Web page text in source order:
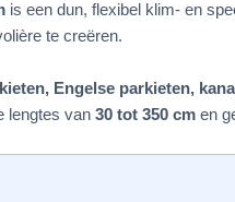
is een dun, flexibel klim- en
te creëren.
Engelse parkieten,
lengtes van 30 tot 350 cm en